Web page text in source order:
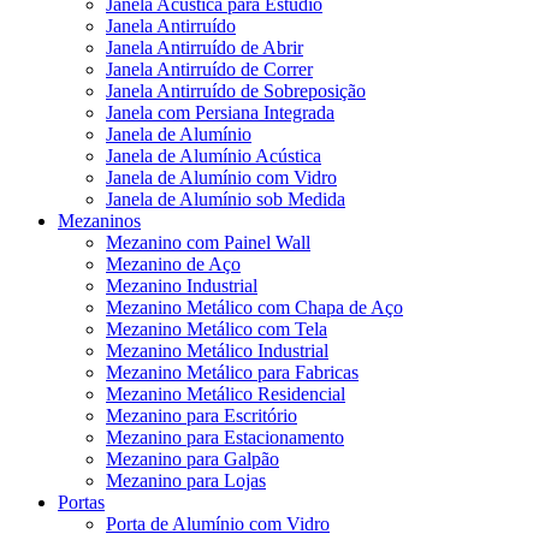
Janela Antirruído
Janela Antirruído de Abrir
Janela Antirruído de Correr
Janela Antirruído de Sobreposição
Janela com Persiana Integrada
Janela de Alumínio
Janela de Alumínio Acústica
Janela de Alumínio com Vidro
Janela de Alumínio sob Medida
Mezaninos
Mezanino com Painel Wall
Mezanino de Aço
Mezanino Industrial
Mezanino Metálico com Chapa de Aço
Mezanino Metálico com Tela
Mezanino Metálico Industrial
Mezanino Metálico para Fabricas
Mezanino Metálico Residencial
Mezanino para Escritório
Mezanino para Estacionamento
Mezanino para Galpão
Mezanino para Lojas
Portas
Porta de Alumínio com Vidro